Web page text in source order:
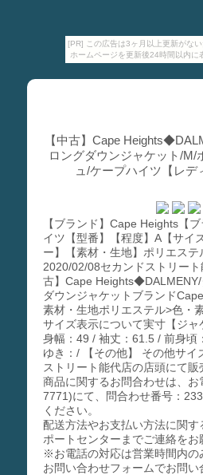
[PR] この広告は3ヶ月以上更新がない
ホームページを更新後24時間以内に
【中古】Cape
ロングダウンジャケット/M/
ュ/ケープハイツ【レデ
【ブランド】Cape Heights【
イツ【型番】【程度】A【サイ
ー】【素材・生地】ポリエス
2020/02/08セカンドストリー
古】Cape
ダウンジャケットブランド
素材・生地ポリエステル>色・
サイズ表示について実寸【ジ
身幅：49 / 袖丈：61.5 / 前身頃
ゆき：/ 【その他】 その他サ
ストリート能代店の店頭にて販
商品に関するお問合わせは、
7771)にて、問合わせ番号：
ください。
配送方法やお支払い方法に関
ポートセンターまでご連絡をお
※お電話の対応は営業時間内の
お問い合わせフォームでお問